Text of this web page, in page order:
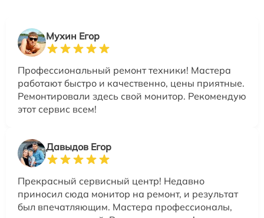
Мухин Егор
Профессиональный ремонт техники! Мастера
работают быстро и качественно, цены приятные.
Ремонтировали здесь свой монитор. Рекомендую
этот сервис всем!
Давыдов Егор
Прекрасный сервисный центр! Недавно
приносил сюда монитор на ремонт, и результат
был впечатляющим. Мастера профессионалы,